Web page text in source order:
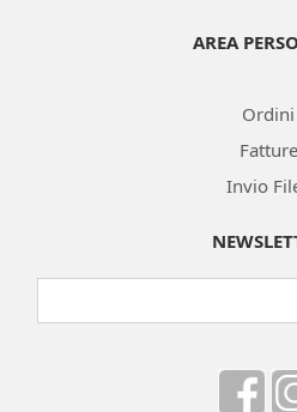
AREA
Ordini
Fatture
Invio